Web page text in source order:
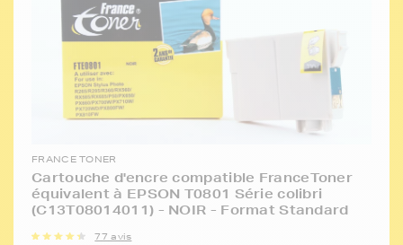
FRANCE TONER
Cartouche d'encre compatible FranceToner
équivalent à EPSON T0801 Série colibri
(C13T08014011) - NOIR - Format Standard
77 avis